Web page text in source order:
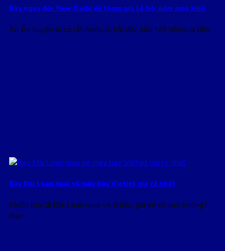
Bay ngay đến New Delhi để tham gia Lễ hội ném màu Holi
Xứ Ấn huyền bí có rất nhiều lễ hội đặc sắc. Nổi tiếng ra đến
Bay Đài Loan mua vé máy bay Vietjet giá rẻ nhất
Muốn bay đi Đài Loan mua vé ở đâu, giá vé có cao không?
Bạn